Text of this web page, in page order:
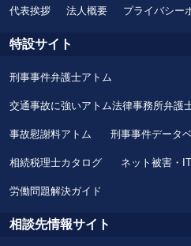
代表挨拶 法人概要 プライバシー
特設サイト
刑事事件弁護士アトム
交通事故に強いアトム法律事務所弁護
事故慰謝料アトム 刑事事件データ
相続税理士カタログ ネット被害・
労働問題解決ガイド
相談先情報サイト